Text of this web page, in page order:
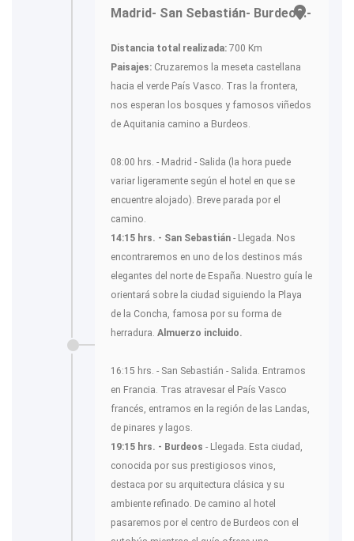
Madrid- San Sebastián- Burdeos.-
Distancia total realizada: 700 Km
Paisajes: Cruzaremos la meseta castellana
hacia el verde País Vasco. Tras la frontera,
nos esperan los bosques y famosos viñedos
de Aquitania camino a Burdeos.
08:00 hrs. - Madrid - Salida (la hora puede
variar ligeramente según el hotel en que se
encuentre alojado). Breve parada por el
camino.
14:15 hrs. - San Sebastián - Llegada. Nos
encontraremos en uno de los destinos más
elegantes del norte de España. Nuestro guía le
orientará sobre la ciudad siguiendo la Playa
de la Concha, famosa por su forma de
herradura. Almuerzo incluido.
16:15 hrs. - San Sebastián - Salida. Entramos
en Francia. Tras atravesar el País Vasco
francés, entramos en la región de las Landas,
de pinares y lagos.
19:15 hrs. - Burdeos - Llegada. Esta ciudad,
conocida por sus prestigiosos vinos,
destaca por su arquitectura clásica y su
ambiente refinado. De camino al hotel
pasaremos por el centro de Burdeos con el